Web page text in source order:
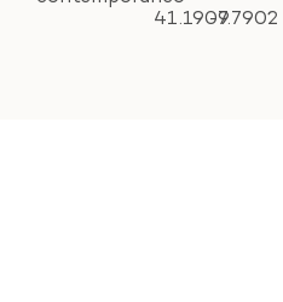
41.1909-7.7902